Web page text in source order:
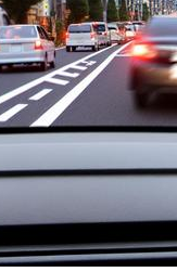
タッフ、デザイナ